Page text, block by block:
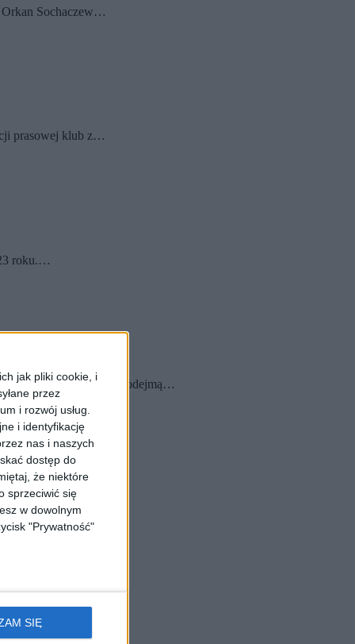
jak pliki cookie, i
przez
i rozwój usług.
i identyfikację
nas i naszych
dostęp do
że niektóre
sprzeciwić się
w dowolnym
"Prywatność"
SIĘ
Orkan Sochaczew…
prasowej klub z…
roku.…
stadionu „Smoki” podejmą…